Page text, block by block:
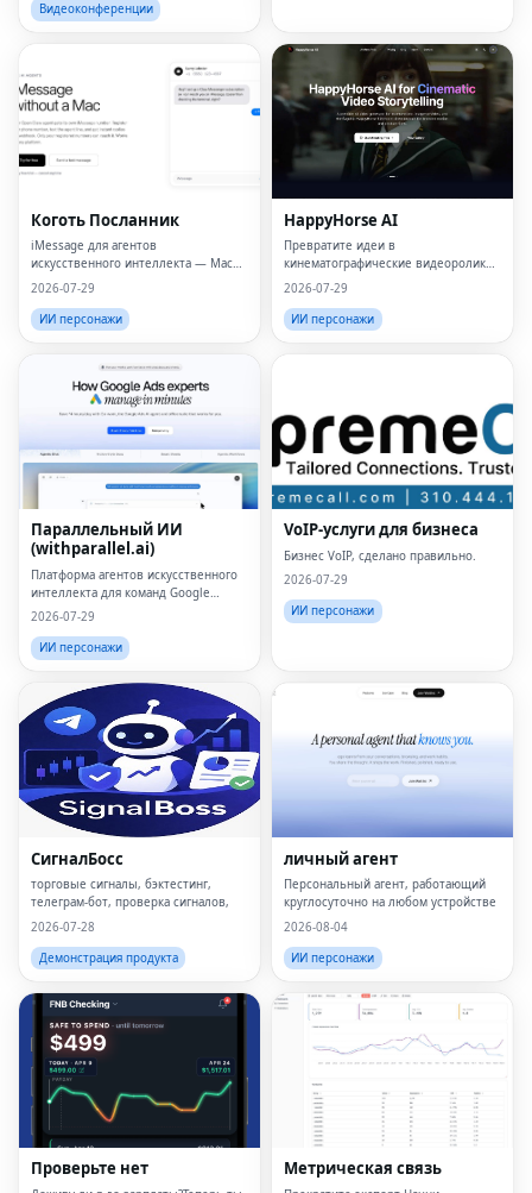
Видеоконференции
Коготь Посланник
iMessage для агентов
искусственного интеллекта — Mac
не требуется
2026-07-29
ИИ персонажи
HappyHorse AI
Превратите идеи в
кинематографические видеоролики
за считанные минуты
2026-07-29
ИИ персонажи
Параллельный ИИ
(withparallel.ai)
Платформа агентов искусственного
интеллекта для команд Google
Рекламы, работающих внутри
в сфере роста, и в платных СМИ.
2026-07-29
ИИ персонажи
VoIP-услуги для бизнеса
Бизнес VoIP, сделано правильно.
2026-07-29
ИИ персонажи
СигналБосс
торговые сигналы, бэктестинг,
телеграм-бот, проверка сигналов,
2026-07-28
Демонстрация продукта
личный агент
Персональный агент, работающий
круглосуточно на любом устройстве
2026-08-04
ИИ персонажи
Проверьте нет Метрическая связь